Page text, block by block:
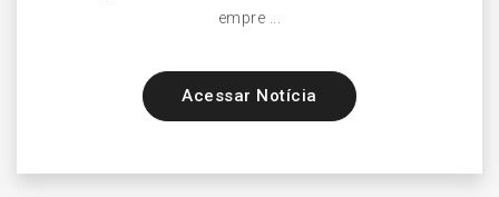
empre ...
Acessar Notícia